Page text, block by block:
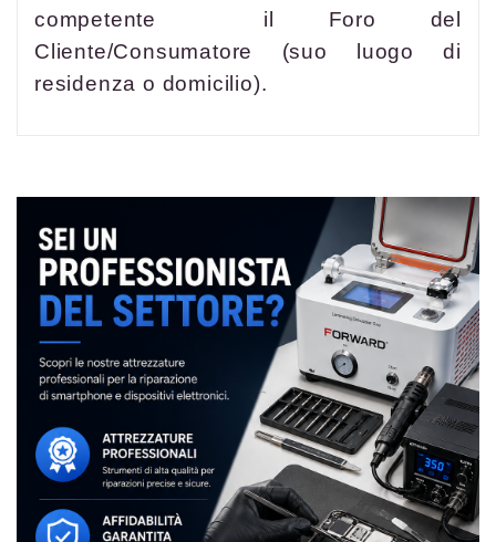
competente il Foro del
Cliente/Consumatore (suo luogo di
residenza o domicilio).